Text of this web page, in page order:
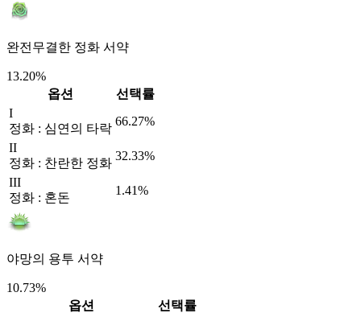
완전무결한 정화 서약
13.20%
옵션
선택률
I
정화 : 심연의 타락
66.27%
II
정화 : 찬란한 정화
32.33%
III
정화 : 혼돈
1.41%
야망의 용투 서약
10.73%
옵션
선택률